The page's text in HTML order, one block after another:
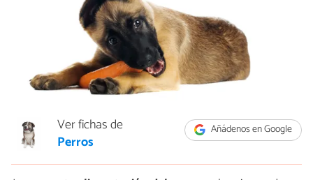
Añádenos en Google
Ver fichas de
Perros